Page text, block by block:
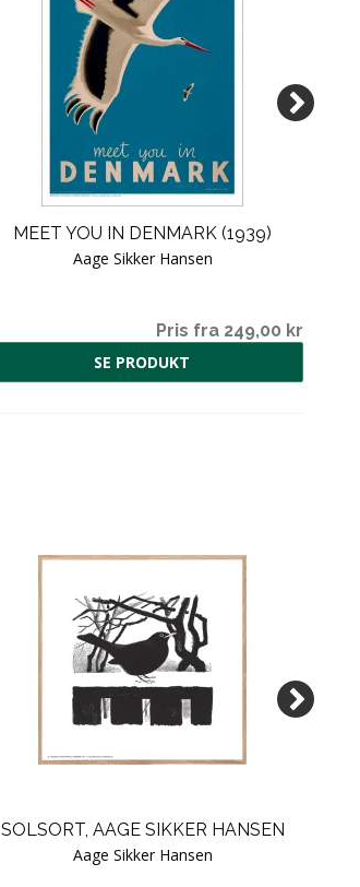
MEET YOU IN DENMARK (1939)
Aage Sikker Hansen
Pris fra 249,00 kr
SE PRODUKT
SOLSORT, AAGE SIKKER HANSEN
Aage Sikker Hansen